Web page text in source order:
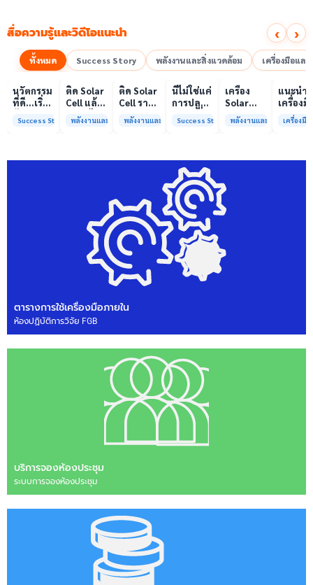
สื่อความรู้และวิดีโอแนะนำ ‹ ›
ทั้งหมด Success Story พลังงานและสิ่งแวดล้อม เครื่องมือแล
00:10
นวัตกรรม
ที่ดี…เริ่ม
ความร่วม
Success Story
00:10
ติด Solar
Cell แล้ว
ลดค่าไฟ
ได้จริง
พลังงานและสิ่งแวดล้อม
00:08
ติด Solar
Cell ราคา
แพง แต่
ค่าไฟ
พลังงานและสิ่งแวดล้อม
เล่นวิดีโอ
นี่ไม่ใช่แค่
การปลูก
คือการ
ให้ป่า
ต้นน้ำและ
ชุมชน
Success Story
เครื่อง
Solar
Simulator
มาตรฐาน
รับรอง
ISO/IEC17025
บริการ
พลังงานและสิ่งแวดล้อม
เล่
01:00
แนะนำ
เครื่องมื
วิเคราะ
ทดสอบ
การกลา
เครื่องมื
ตารางการใช้เครื่องมือภายใน
ห้องปฏิบัติการวิจัย FGB
บริการจองห้องประชุม
ระบบการจองห้องประชุม